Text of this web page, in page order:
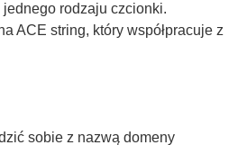
rodzaju czcionki.
ACE string, który współpracuje z
sobie z nazwą domeny